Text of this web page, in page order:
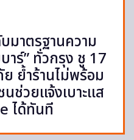
มาตรฐานความ
ร์” ทั่วกรุง ชู 17
ย้ำร้านไม่พร้อม
ช่วยแจ้งเบาะแส
ได้ทันที